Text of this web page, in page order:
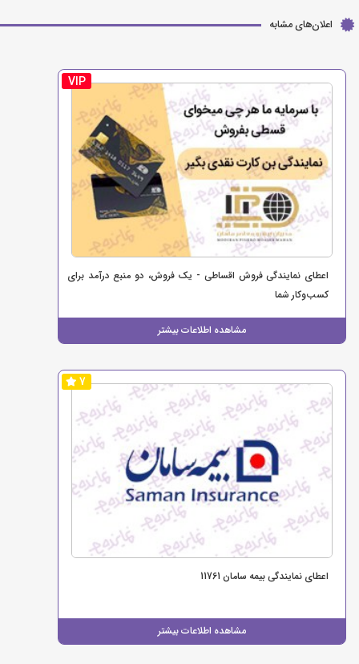
اعلان‌های مشابه
VIP
اعطای نمایندگی فروش اقساطی - یک فروش، دو منبع درآمد برای
کسب‌وکار شما
مشاهده اطلاعات بیشتر
7
اعطای نمایندگی بیمه سامان 11761
مشاهده اطلاعات بیشتر